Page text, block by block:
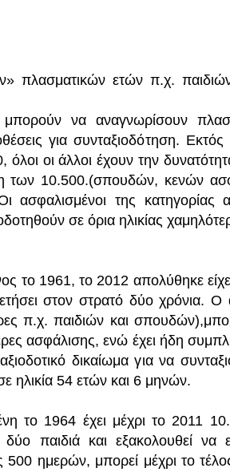
πλασματικών ετών π.χ.
μπορούν να αναγνωρίσουν
για συνταξιοδότηση.
όλοι οι άλλοι έχουν την
10.500.(σπουδών, κενών
ασφαλισμένοι της κατηγορίας
σε όρια ηλικίας
το 1961, το 2012 απολύθηκε
στον στρατό δύο χρόνια.
π.χ. παιδιών και
ασφάλισης, ενώ έχει ήδη
δικαίωμα για να
ηλικία 54 ετών και 6 μηνών.
το 1964 έχει μέχρι το 2011
παιδιά και εξακολουθεί να
500 ημερών, μπορεί μέχρι το